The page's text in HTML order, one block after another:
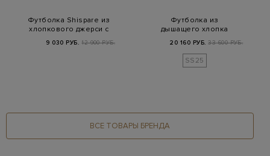
Футболка Shispare из
хлопкового джерси с
9 030 РУБ. 12 900 РУБ.
Футболка из
дышащего хлопка
окантовко…
20 160 РУБ. 33 600 РУБ.
SS25
ВСЕ ТОВАРЫ БРЕНДА